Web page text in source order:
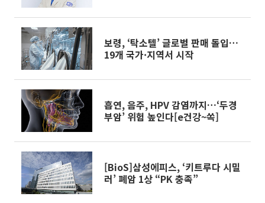
보령, ‘탁소텔’ 글로벌 판매 돌입…
19개 국가·지역서 시작
흡연, 음주, HPV 감염까지…‘두경
부암’ 위험 높인다[e건강~쏙]
[BioS]삼성에피스, ‘키트루다 시밀
러’ 폐암 1상 “PK 충족”